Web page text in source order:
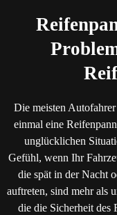
Die meisten
einmal eine
unglücklichen
Gefühl, wenn Ihr
die spät in der Nacht
auftreten, sind mehr als
die die Sicherheit des